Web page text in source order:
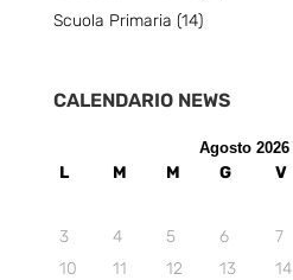
Scuola Primaria (14)
CALENDARIO NEWS
Agosto 2026
L M M G V
3
4 5 6 7
10
11 12 13 14